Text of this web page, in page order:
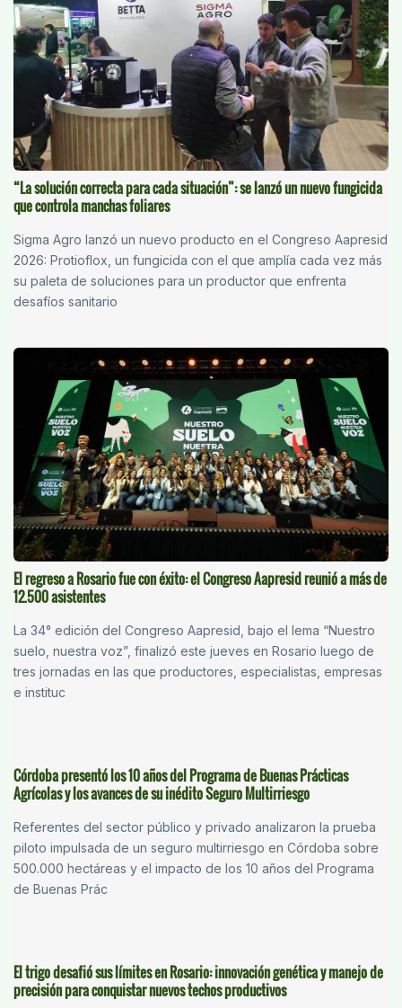
“La solución correcta para cada situación”: se lanzó un nuevo fungicida
que controla manchas foliares
Sigma Agro lanzó un nuevo producto en el Congreso Aapresid
2026: Protioflox, un fungicida con el que amplía cada vez más
su paleta de soluciones para un productor que enfrenta
desafíos sanitario
El regreso a Rosario fue con éxito: el Congreso Aapresid reunió a más de
12.500 asistentes
La 34° edición del Congreso Aapresid, bajo el lema “Nuestro
suelo, nuestra voz”, finalizó este jueves en Rosario luego de
tres jornadas en las que productores, especialistas, empresas
e instituc
Córdoba presentó los 10 años del Programa de Buenas Prácticas
Agrícolas y los avances de su inédito Seguro Multirriesgo
Referentes del sector público y privado analizaron la prueba
piloto impulsada de un seguro multirriesgo en Córdoba sobre
500.000 hectáreas y el impacto de los 10 años del Programa
de Buenas Prác
El trigo desafió sus límites en Rosario: innovación genética y manejo de
precisión para conquistar nuevos techos productivos